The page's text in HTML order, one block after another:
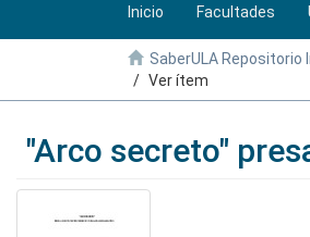
Inicio Facultades
SaberULA Repositorio
Ver ítem
"Arco secreto"